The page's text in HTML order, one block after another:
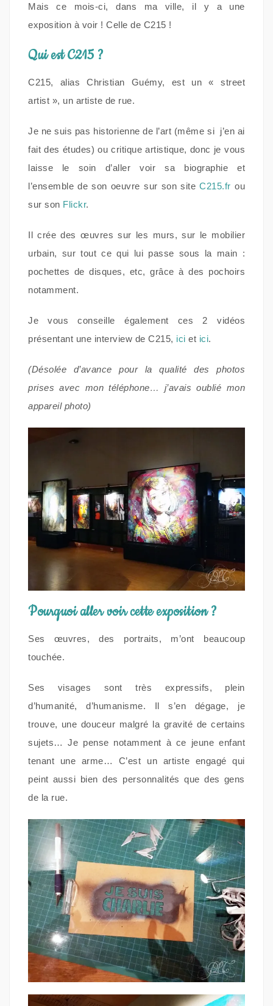
Mais ce mois-ci, dans ma ville, il y a une
exposition à voir ! Celle de C215 !
Qui est C215 ?
C215, alias Christian Guémy, est un « street
artist », un artiste de rue.
Je ne suis pas historienne de l’art (même si j’en ai
fait des études) ou critique artistique, donc je vous
laisse le soin d’aller voir sa biographie et
l’ensemble de son oeuvre sur son siteC215.fr ou
sur son Flickr.
Il crée des œuvres sur les murs, sur le mobilier
urbain, sur tout ce qui lui passe sous la main :
pochettes de disques, etc, grâce à des pochoirs
notamment.
Je vous conseille également ces 2 vidéos
présentant une interview de C215, ici et ici.
(Désolée d’avance pour la qualité des photos
prises avec mon téléphone… j’avais oublié mon
appareil photo)
Pourquoi aller voir cette exposition ?
Ses œuvres, des portraits, m’ont beaucoup
touchée.
Ses visages sont très expressifs, plein
d’humanité, d’humanisme. Il s’en dégage, je
trouve, une douceur malgré la gravité de certains
sujets… Je pense notamment à ce jeune enfant
tenant une arme… C’est un artiste engagé qui
peint aussi bien des personnalités que des gens
de la rue.